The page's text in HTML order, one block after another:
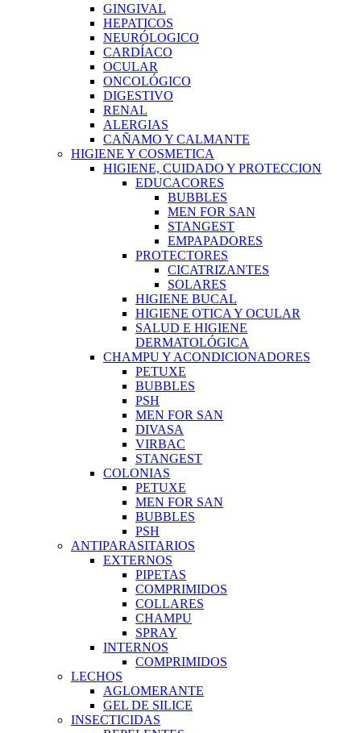
GINGIVAL
HEPATICOS
NEURÓLOGICO
CARDÍACO
OCULAR
ONCOLÓGICO
DIGESTIVO
RENAL
ALERGIAS
CAÑAMO Y CALMANTE
HIGIENE Y COSMETICA
HIGIENE, CUIDADO Y PROTECCION
EDUCACORES
BUBBLES
MEN FOR SAN
STANGEST
EMPAPADORES
PROTECTORES
CICATRIZANTES
SOLARES
HIGIENE BUCAL
HIGIENE OTICA Y OCULAR
SALUD E HIGIENE
DERMATOLÓGICA
CHAMPU Y ACONDICIONADORES
PETUXE
BUBBLES
PSH
MEN FOR SAN
DIVASA
VIRBAC
STANGEST
COLONIAS
PETUXE
MEN FOR SAN
BUBBLES
PSH
ANTIPARASITARIOS
EXTERNOS
PIPETAS
COMPRIMIDOS
COLLARES
CHAMPU
SPRAY
INTERNOS
COMPRIMIDOS
LECHOS
AGLOMERANTE
GEL DE SILICE
INSECTICIDAS